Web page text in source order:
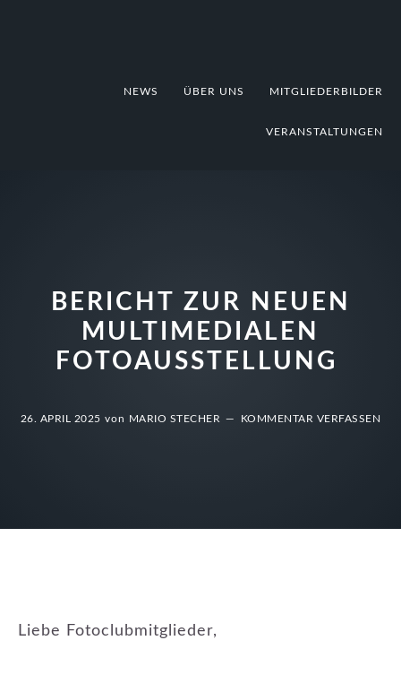
NEWS ÜBER UNS MITGLIEDERBILDER
VERANSTALTUNGEN
BERICHT ZUR NEUEN
MULTIMEDIALEN
FOTOAUSSTELLUNG
26. APRIL 2025 von MARIO STECHER KOMMENTAR VERFASSEN
Liebe Fotoclubmitglieder,